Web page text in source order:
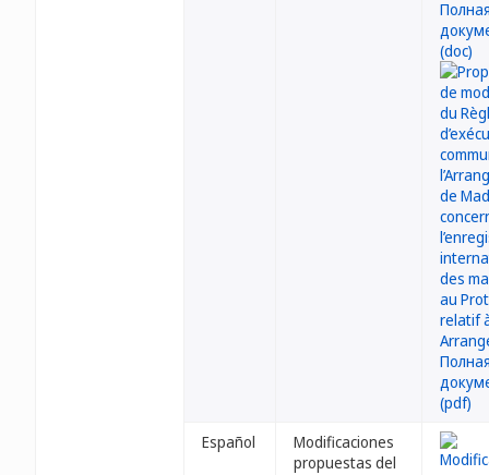
Español
Modificaciones
propuestas del